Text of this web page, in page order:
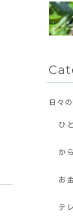
日々
ひ
か
お
テ